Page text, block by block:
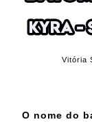
Vitória
O nome do